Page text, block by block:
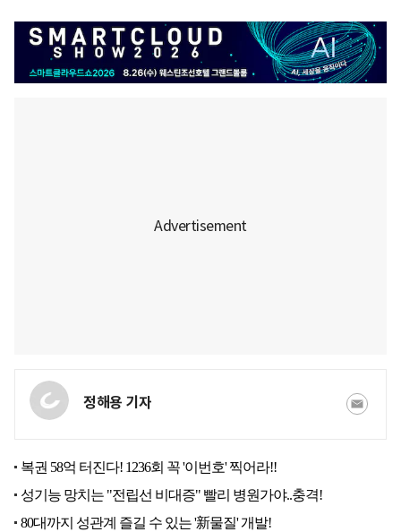
정해용 기자